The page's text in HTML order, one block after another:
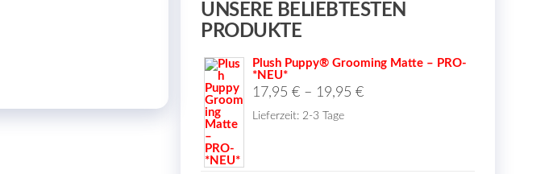
UNSERE BELIEBTESTEN
PRODUKTE
Plush Puppy® Grooming Matte – PRO-
*NEU*
17,95 € – 19,95 €
Lieferzeit: 2-3 Tage